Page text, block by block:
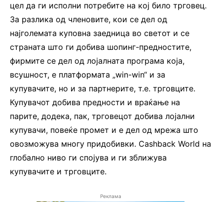
цел да ги исполни потребите на кој било трговец.
За разлика од членовите, кои се дел од
најголемата куповна заедница во светот и се
страната што ги добива шопинг-предностите,
фирмите се дел од лојалната програма која,
всушност, е платформата „win-win“ и за
купувачите, но и за партнерите, т.е. трговците.
Купувачот добива предности и враќање на
парите, додека, пак, трговецот добива лојални
купувачи, повеќе промет и е дел од мрежа што
овозможува многу придобивки. Cashback World на
глобално ниво ги спојува и ги зближува
купувачите и трговците.
Реклама